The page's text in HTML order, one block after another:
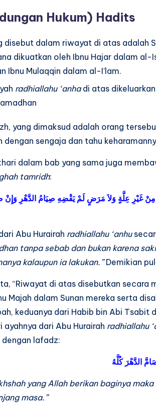
Hukum) Hadits
disebut dalam riwayat di atas adalah
dikuatkan oleh Ibnu Hajar dalam
Ibnu Mulaqqin dalam al-I’lam.
radhiallahu ‘anhadi atas
yang dimaksud adalah orang
dengan sengaja dan tahu
dalam bab yang sama juga
tamridh:
غَيْرِ عِلَّةٍ وَلاَ مَرَضٍ لَمْ يَقْضِهِ صِيَامُ الدَّهْرِ وَإِنْ
Abu Hurairah radhiallahu ‘anhu
tanpa sebab dan bukan karena
kalaupun ia lakukan.”Demikian
“Riwayat di atas disebutkan secara
Majah dalam Sunan mereka serta
keduanya dari Habib bin Abi Tsabit
dari Abu Hurairah radhiallahu
dengan lafadz:
الدَّهْرَ كُلَّهُ
yang Allah berikan baginya
masa.”